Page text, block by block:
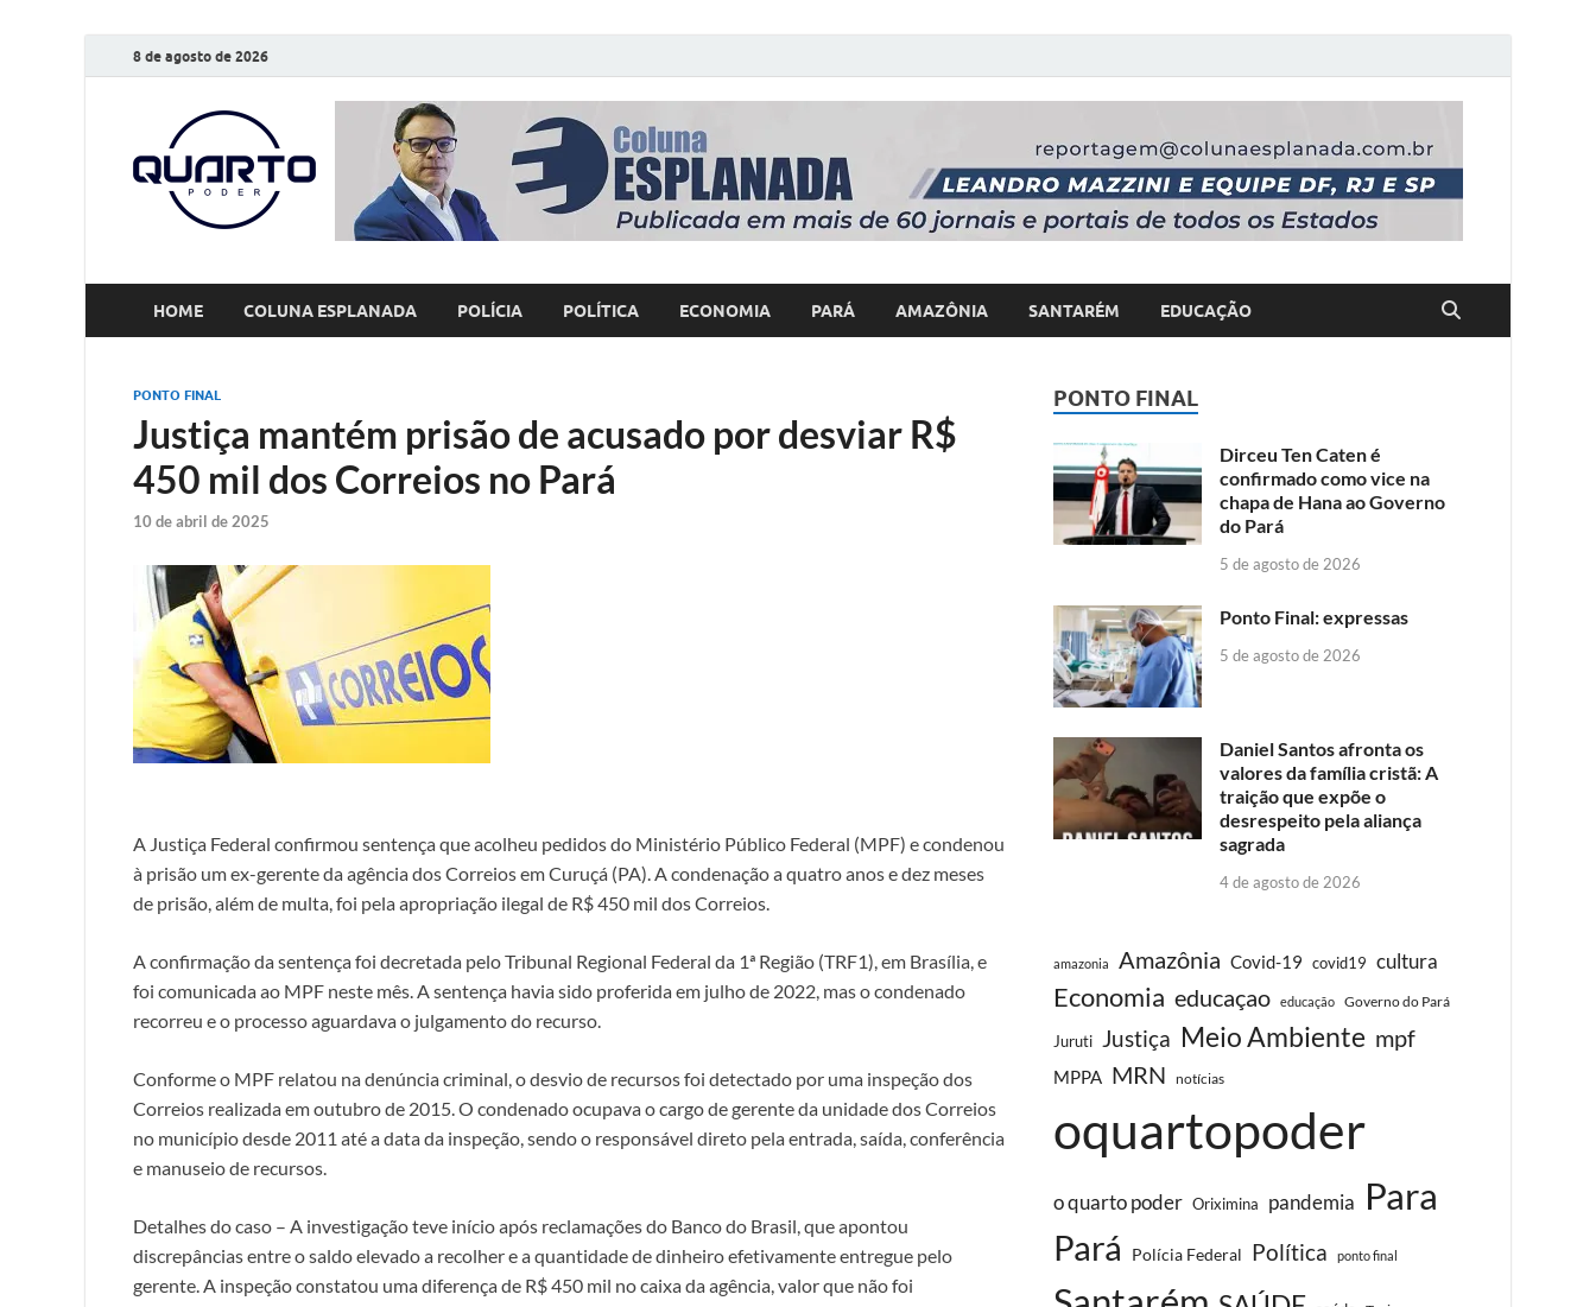
8 de agosto de 2026
O Quarto Poder
Notícias todos os dias
HOME COLUNA ESPLANADA POLÍCIA POLÍTICA ECONOMIA PARÁ AMAZÔNIA SANTARÉM EDUCAÇÃO
PONTO FINAL
Justiça mantém prisão de acusado por desviar R$
450 mil dos Correios no Pará
10 de abril de 2025
A Justiça Federal confirmou sentença que acolheu pedidos do Ministério Público Federal (MPF) e condenou
à prisão um ex-gerente da agência dos Correios em Curuçá (PA). A condenação a quatro anos e dez meses
de prisão, além de multa, foi pela apropriação ilegal de R$ 450 mil dos Correios.
A confirmação da sentença foi decretada pelo Tribunal Regional Federal da 1ª Região (TRF1), em Brasília, e
foi comunicada ao MPF neste mês. A sentença havia sido proferida em julho de 2022, mas o condenado
recorreu e o processo aguardava o julgamento do recurso.
Conforme o MPF relatou na denúncia criminal, o desvio de recursos foi detectado por uma inspeção dos
Correios realizada em outubro de 2015. O condenado ocupava o cargo de gerente da unidade dos Correios
no município desde 2011 até a data da inspeção, sendo o responsável direto pela entrada, saída, conferência
e manuseio de recursos.
Detalhes do caso – A investigação teve início após reclamações do Banco do Brasil, que apontou
discrepâncias entre o saldo elevado a recolher e a quantidade de dinheiro efetivamente entregue pelo
gerente. A inspeção constatou uma diferença de R$ 450 mil no caixa da agência, valor que não foi
PONTO FINAL
Dirceu Ten Caten é
confirmado como vice na
chapa de Hana ao Governo
do Pará
5 de agosto de 2026
Ponto Final: expressas
5 de agosto de 2026
Daniel Santos afronta os
valores da família cristã: A
traição que expõe o
desrespeito pela aliança
sagrada
4 de agosto de 2026
amazonia Amazônia Covid-19 covid19 cultura
Economia educaçao educação Governo do Pará
Juruti Justiça Meio Ambiente mpf
MPPA MRN notícias
oquartopoder
o quarto poder Oriximina pandemia Para
Pará Polícia Federal Política ponto final